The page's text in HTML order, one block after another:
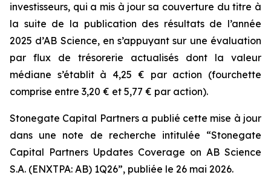
investisseurs, qui a mis à jour sa couverture du titre à
la suite de la publication des résultats de l’année
2025 d’AB Science, en s’appuyant sur une évaluation
par flux de trésorerie actualisés dont la valeur
médiane s’établit à 4,25 € par action (fourchette
comprise entre 3,20 € et 5,77 € par action).
Stonegate Capital Partners a publié cette mise à jour
dans une note de recherche intitulée “Stonegate
Capital Partners Updates Coverage on AB Science
S.A. (ENXTPA: AB) 1Q26”, publiée le 26 mai 2026.